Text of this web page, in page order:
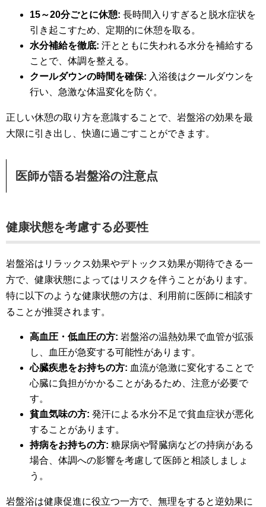
15～20分ごとに休憩: 長時間入りすぎると脱水症状を
引き起こすため、定期的に休憩を取る。
水分補給を徹底: 汗とともに失われる水分を補給する
ことで、体調を整える。
クールダウンの時間を確保: 入浴後はクールダウンを
行い、急激な体温変化を防ぐ。
正しい休憩の取り方を意識することで、岩盤浴の効果を最
大限に引き出し、快適に過ごすことができます。
医師が語る岩盤浴の注意点
健康状態を考慮する必要性
岩盤浴はリラックス効果やデトックス効果が期待できる一
方で、健康状態によってはリスクを伴うことがあります。
特に以下のような健康状態の方は、利用前に医師に相談す
ることが推奨されます。
高血圧・低血圧の方: 岩盤浴の温熱効果で血管が拡張
し、血圧が急変する可能性があります。
心臓疾患をお持ちの方: 血流が急激に変化することで
心臓に負担がかかることがあるため、注意が必要で
す。
貧血気味の方: 発汗による水分不足で貧血症状が悪化
することがあります。
持病をお持ちの方: 糖尿病や腎臓病などの持病がある
場合、体調への影響を考慮して医師と相談しましょ
う。
岩盤浴は健康促進に役立つ一方で、無理をすると逆効果に